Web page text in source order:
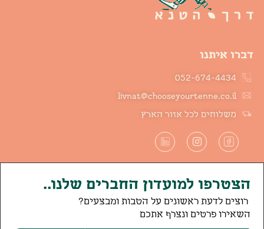
דברו איתנו
052-674-4434
livnat@chooseyourtenne.co.il
משלוחים לכל אזור הארץ
הצטרפו למועדון החברים שלנו..
רוצים לדעת ראשונים על הטבות ומבצעים?
השאירו פרטים ונצרף אתכם